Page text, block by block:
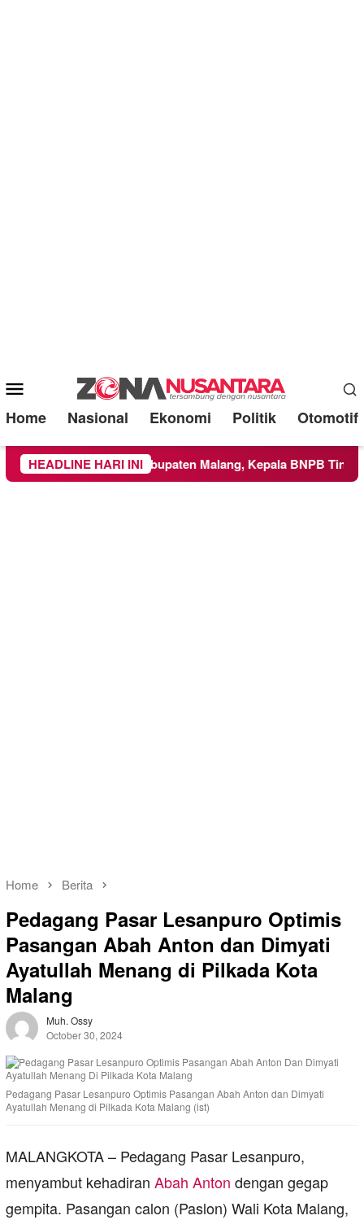
Mobile
Menu
Home Nasional Ekonomi Politik Otomotif
HEADLINE HARI INI
Wilayah Kabupaten Malang, Kepala BNPB Tinjau Langsung
Home Berita
Pedagang Pasar Lesanpuro Optimis
Pasangan Abah Anton dan Dimyati
Ayatullah Menang di Pilkada Kota
Malang
Muh. Ossy
October 30, 2024
Pedagang Pasar Lesanpuro Optimis Pasangan Abah Anton dan Dimyati
Ayatullah Menang di Pilkada Kota Malang (ist)
MALANGKOTA – Pedagang Pasar Lesanpuro,
menyambut kehadiran Abah Anton dengan gegap
gempita. Pasangan calon (Paslon) Wali Kota Malang,